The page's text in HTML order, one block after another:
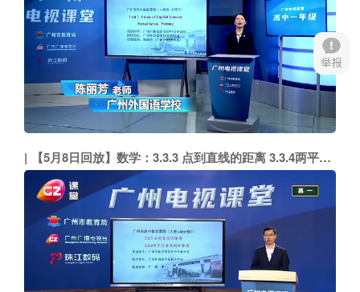
【5月8日回放】数学：3.3.3 点到直线的距离 3.3.4两平行直线间的距离（广州外国语学校 江规华）